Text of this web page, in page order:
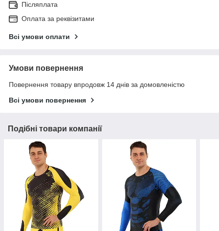
Післяплата
Оплата за реквізитами
Всі умови оплати
Умови повернення
Повернення товару впродовж 14 днів за домовленістю
Всі умови повернення
Подібні товари компанії